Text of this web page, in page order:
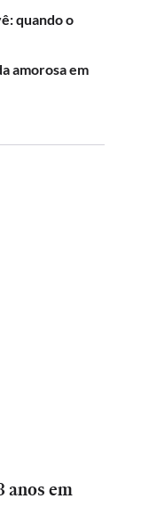
quando o
amorosa em
anos em